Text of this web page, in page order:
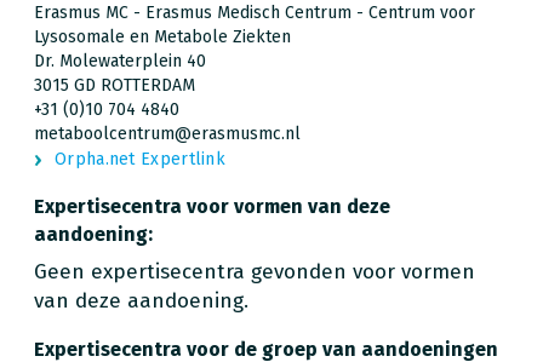
Erasmus MC - Erasmus Medisch Centrum - Centrum voor
Lysosomale en Metabole Ziekten
Dr. Molewaterplein 40
3015 GD ROTTERDAM
+31 (0)10 704 4840
metaboolcentrum@erasmusmc.nl
Orpha.net Expertlink
Expertisecentra voor vormen van deze
aandoening:
Geen expertisecentra gevonden voor vormen
van deze aandoening.
Expertisecentra voor de groep van aandoeningen